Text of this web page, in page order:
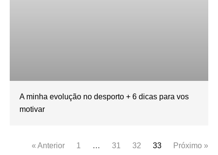
A minha evolução no desporto + 6 dicas para vos
motivar
« Anterior 1 … 31 32 33 Próximo »